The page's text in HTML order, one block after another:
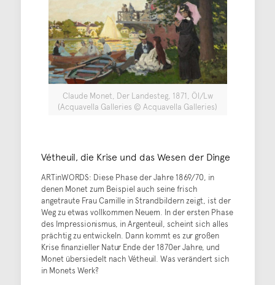
Claude Monet, Der Landesteg, 1871, Öl/Lw
(Acquavella Galleries © Acquavella Galleries)
Vétheuil, die Krise und das Wesen der Dinge
ARTinWORDS: Diese Phase der Jahre 1869/70, in
denen Monet zum Beispiel auch seine frisch
angetraute Frau Camille in Strandbildern zeigt, ist der
Weg zu etwas vollkommen Neuem. In der ersten Phase
des Impressionismus, in Argenteuil, scheint sich alles
prächtig zu entwickeln. Dann kommt es zur großen
Krise finanzieller Natur Ende der 1870er Jahre, und
Monet übersiedelt nach Vétheuil. Was verändert sich
in Monets Werk?